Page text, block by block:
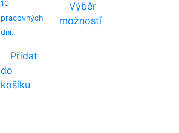
10
pracovných
dní.
Přidat
do
košíku
Výběr
možností